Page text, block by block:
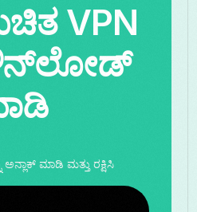
VPN
ಮಾಡಿ ಮತ್ತು ರಕ್ಷಿಸಿ